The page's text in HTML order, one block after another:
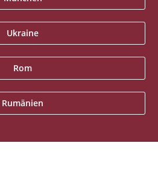
Ukraine
Rom
Rumänien